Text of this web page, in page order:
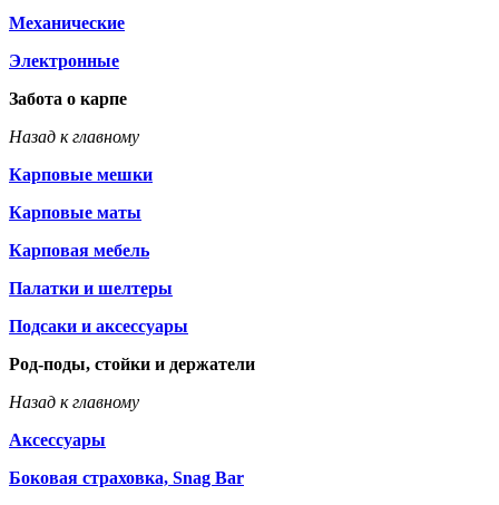
Механические
Электронные
Забота о карпе
Назад к главному
Карповые мешки
Карповые маты
Карповая мебель
Палатки и шелтеры
Подсаки и аксессуары
Род-поды, стойки и держатели
Назад к главному
Аксессуары
Боковая страховка, Snag Bar